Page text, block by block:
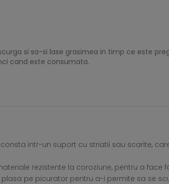
si sa-si lase grasimea in timp ce este
cand este consumata.
intr-un suport cu striatii sau scarite,
rezistente la coroziune, pentru a face
pe picurator pentru a-i permite sa se